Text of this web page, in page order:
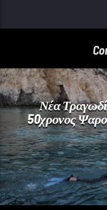
Νέα
50χρονος